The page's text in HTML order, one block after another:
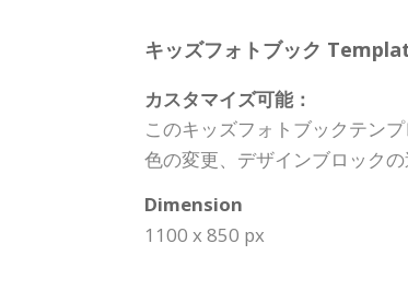
キッズフォトブック
カスタマイズ可能：
このキッズフォトブックテン
色の変更、デザインブロック
Dimension
1100 x 850 px